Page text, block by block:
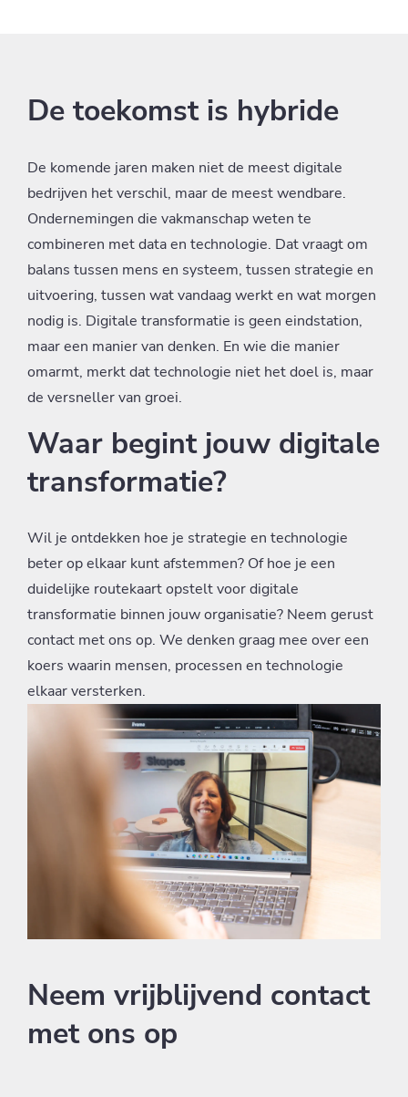
De toekomst is hybride
De komende jaren maken niet de meest digitale
bedrijven het verschil, maar de meest wendbare.
Ondernemingen die vakmanschap weten te
combineren met data en technologie. Dat vraagt om
balans tussen mens en systeem, tussen strategie en
uitvoering, tussen wat vandaag werkt en wat morgen
nodig is. Digitale transformatie is geen eindstation,
maar een manier van denken. En wie die manier
omarmt, merkt dat technologie niet het doel is, maar
de versneller van groei.
Waar begint jouw digitale
transformatie?
Wil je ontdekken hoe je strategie en technologie
beter op elkaar kunt afstemmen? Of hoe je een
duidelijke routekaart opstelt voor digitale
transformatie binnen jouw organisatie? Neem gerust
contact met ons op. We denken graag mee over een
koers waarin mensen, processen en technologie
elkaar versterken.
Neem vrijblijvend contact
met ons op